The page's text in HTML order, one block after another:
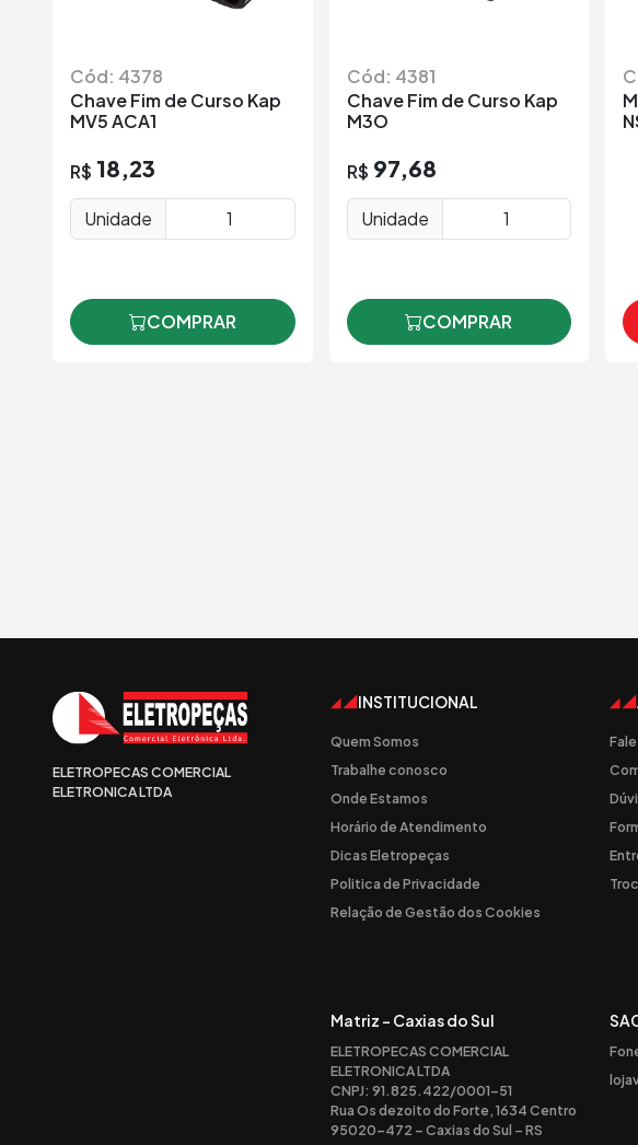
Cód: 4378
Chave Fim de Curso Kap
MV5 ACA1
R$ 18,23
Unidade
COMPRAR
Cód: 4381
Chave Fim de Curso Kap
M3O
R$ 97,68
Unidade
COMPRAR
ELETROPECAS COMERCIAL
ELETRONICA LTDA
INSTITUCIONAL
Quem Somos
Trabalhe conosco
Onde Estamos
Horário de Atendimento
Dicas Eletropeças
Politica de Privacidade
Relação de Gestão dos Cookies
Matriz - Caxias do Sul
ELETROPECAS COMERCIAL
ELETRONICA LTDA
CNPJ: 91.825.422/0001-51
Rua Os dezoito do Forte, 1634 Centro
95020-472 – Caxias do Sul – RS